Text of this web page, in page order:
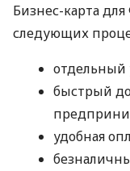
Бизнес-карта
следующих
отдельный
быстрый
удобная